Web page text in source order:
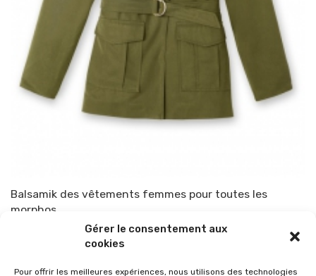
Gérer le consentement aux
cookies
Pour offrir les meilleures expériences, nous utilisons des technologies
Balsamik des vêtements femmes pour toutes les
morphos
TOP-PARENTS 13 avril 2016